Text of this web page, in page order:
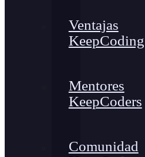
Ventajas
KeepCoding
Mentores
KeepCoders
Comunidad